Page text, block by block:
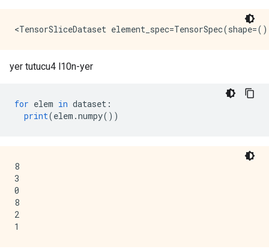
yer tutucu4 l10n-yer
for elem in dataset :
print(elem .numpy())
8
3
0
8
2